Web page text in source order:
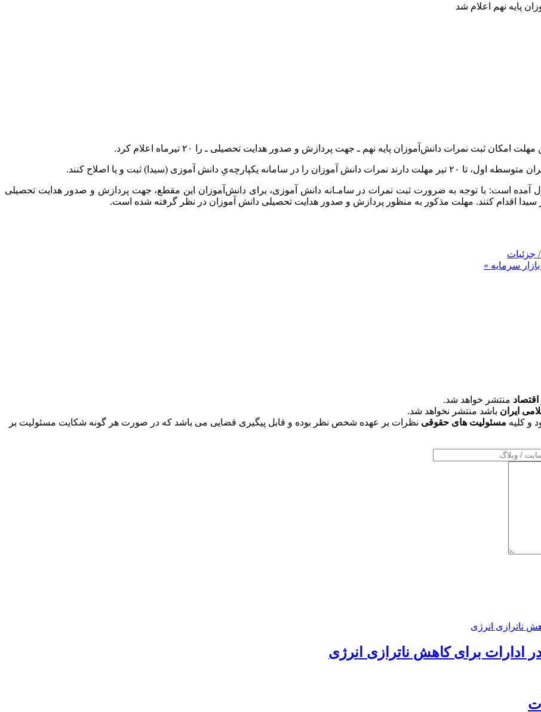
پایه نهم اعلام شد
ثبت نمرات دانش‌آموزان پایه نهم ـ جهت پردازش و صدور هدایت تحصیلی ـ را ۲۰ تیرماه اعلام کرد.
دانش آموزی (سیدا) ثبت و یا اصلاح کنند.
آمده است: با توجه به ضرورت ثبت نمرات در سامـانه دانش آموزی، برای دانش‌آموزان این مقطع، جهت پردازش و صدور هدایت تحصیلی
اقدام کنند. مهلت مذکور به منظور پردازش و صدور هدایت تحصیلی دانش آموزان در نظر گرفته شده است.
سرمایه »
منتشر خواهد شد.
ایران باشد منتشر نخواهد شد.
و کلیه مسئولیت های حقوقی نظرات بر عهده شخص نظر بوده و قابل پیگیری قضایی می باشد که در صورت هر گونه شکایت مسئولیت بر
ادارات برای کاهش ناترازی انرژی